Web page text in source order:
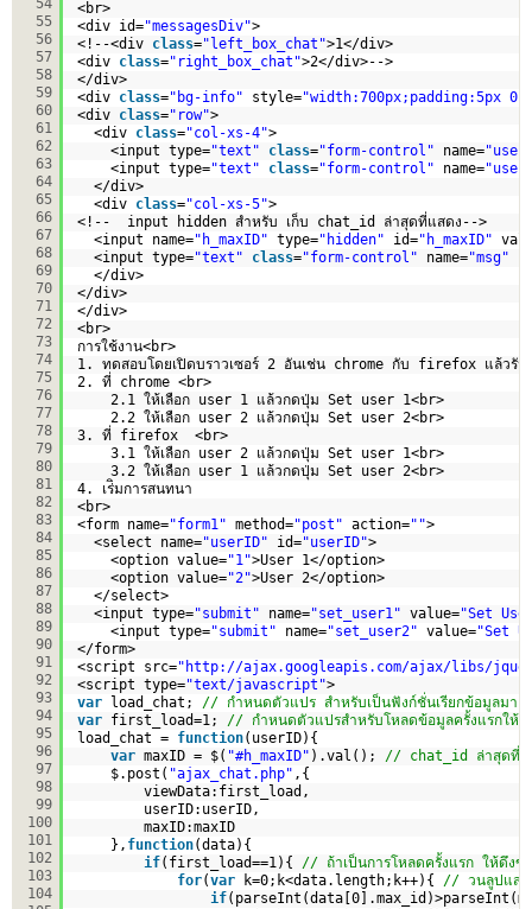
55
56
57
58
59
60
61
62
63
64
65
66
67
68
69
70
71
72
73
74
75
76
77
78
79
80
81
82
83
84
85
86
87
88
89
90
91
92
93
94
95
96
97
98
99
100
101
102
103
104
<br>
<div id="messagesDiv">
<!--<div class="left_box_chat">1</div>
<div class="right_box_chat">2</div>-->
</div>
<div class="bg-info" style="width:700px;padding:5px
<div class="row">
<div class="col-xs-4">
<input type="text" class="form-control" name=
<input type="text" class="form-control" name=
</div>
<div class="col-xs-5">
<!--  input hidden สำหรับ เก็บ chat_id ล่าสุดที่แสดง-->
<input name="h_maxID" type="hidden" id="h_maxID"
<input type="text" class="form-control" name="msg"
</div>
</div>
</div>
<br>
การใช้งาน<br>
1. ทดสอบโดยเปิดบราวเซอร์ 2 อันเช่น chrome กับ firefox แล้วรัน
2. ที่ chrome <br>
2.1 ให้เลือก user 1 แล้วกดปุ่ม Set user 1<br>
2.2 ให้เลือก user 2 แล้วกดปุ่ม Set user 2<br>
3. ที่ firefox  <br>
3.1 ให้เลือก user 2 แล้วกดปุ่ม Set user 1<br>
3.2 ให้เลือก user 1 แล้วกดปุ่ม Set user 2<br>
4. เร่ิมการสนทนา
<br>
<form name="form1" method="post" action="">
<select name="userID" id="userID">
<option value="1">User 1</option>
<option value="2">User 2</option>
</select>
<input type="submit" name="set_user1" value="Set
<input type="submit" name="set_user2" value="Set
</form>
<script src=" http://ajax.googleapis.com/ajax/libs/
<script type="text/javascript">
var load_chat; // กำหนดตัวแปร สำหรับเป็นฟังก์ชั่นเรียกข้อมูลมาแ
var first_load=1; // กำหนดตัวแปรสำหรับโหลดข้อมูลครั้งแรกให้เ
load_chat = function(userID){
var maxID = $( "#h_maxID" ).val(); // chat_id ล่าสุดที่แ
$.post( "ajax_chat.php" ,{
viewData:first_load,
userID:userID,
maxID:maxID
}, function(data){
if(first_load==1){ // ถ้าเป็นการโหลดครั้งแรก ให้ดึงข้
for(var k=0;k<data.length;k++){ // วนลูปแสด
if